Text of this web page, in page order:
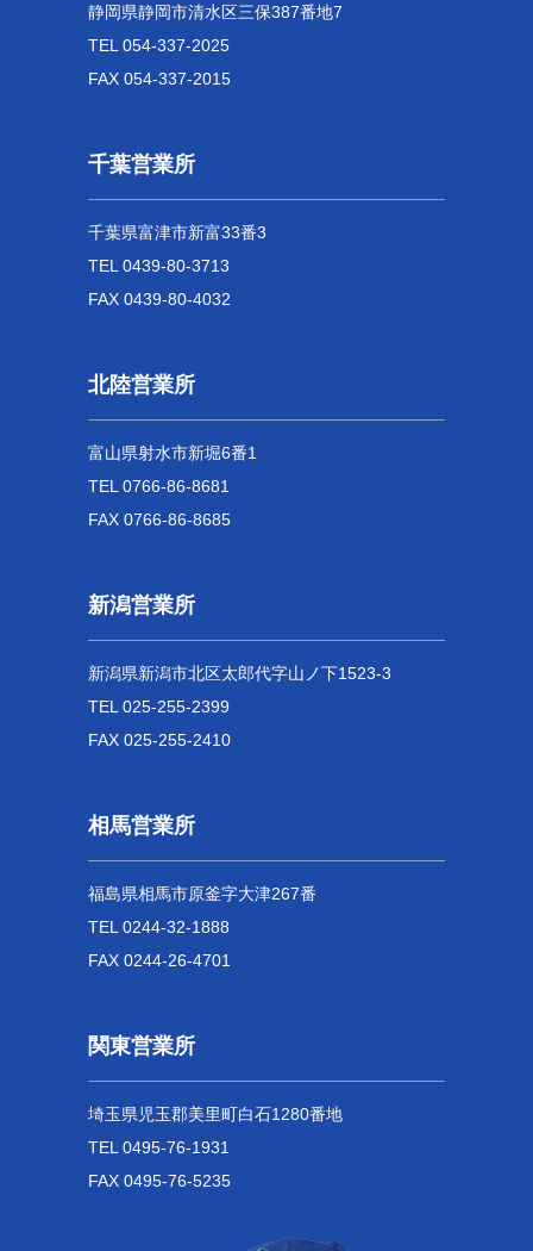
静岡県静岡市清水区三保387番地7
TEL 054-337-2025
FAX 054-337-2015
千葉営業所
千葉県富津市新富33番3
TEL 0439-80-3713
FAX 0439-80-4032
北陸営業所
富山県射水市新堀6番1
TEL 0766-86-8681
FAX 0766-86-8685
新潟営業所
新潟県新潟市北区太郎代字山ノ下1523-3
TEL 025-255-2399
FAX 025-255-2410
相馬営業所
福島県相馬市原釜字大津267番
TEL 0244-32-1888
FAX 0244-26-4701
関東営業所
埼玉県児玉郡美里町白石1280番地
TEL 0495-76-1931
FAX 0495-76-5235